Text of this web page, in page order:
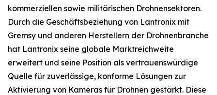
kommerziellen sowie militärischen Drohnensektoren.
Durch die Geschäftsbeziehung von Lantronix mit
Gremsy und anderen Herstellern der Drohnenbranche
hat Lantronix seine globale Marktreichweite
erweitert und seine Position als vertrauenswürdige
Quelle für zuverlässige, konforme Lösungen zur
Aktivierung von Kameras für Drohnen gestärkt. Diese